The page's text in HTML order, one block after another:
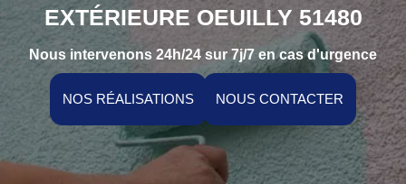
EXTÉRIEURE OEUILLY 51480
Nous intervenons 24h/24 sur 7j/7 en cas d'urgence
NOS RÉALISATIONS NOUS CONTACTER